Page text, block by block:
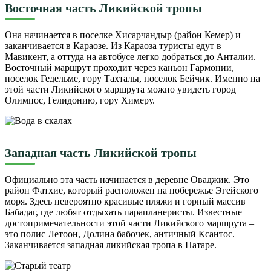
Восточная часть Ликийской тропы
Она начинается в поселке Хисарчандыр (район Кемер) и
заканчивается в Караозе. Из Караоза туристы едут в
Мавикент, а оттуда на автобусе легко добраться до Анталии.
Восточный маршрут проходит через каньон Гармонии,
поселок Гедельме, гору Тахталы, поселок Бейчик. Именно на
этой части Ликийского маршрута можно увидеть город
Олимпос, Гелидонию, гору Химеру.
Западная часть Ликийской тропы
Официально эта часть начинается в деревне Оваджик. Это
район Фатхие, который расположен на побережье Эгейского
моря. Здесь невероятно красивые пляжи и горный массив
Бабадаг, где любят отдыхать парапланеристы. Известные
достопримечательности этой части Ликийского маршрута –
это полис Летоон, Долина бабочек, античный Ксантос.
Заканчивается западная ликийская тропа в Патаре.